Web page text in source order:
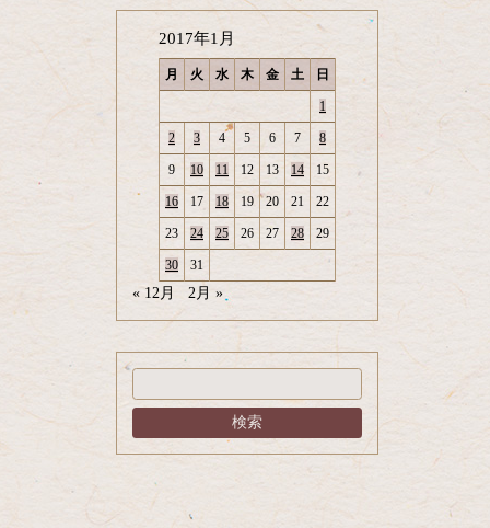
イ
2017年1月
月 火 水 木 金 土 日
1
2 3 4 5 6 7 8
9 10 11 12 13 14 15
16 17 18 19 20 21 22
23 24 25 26 27 28 29
30 31
« 12月 2月 »